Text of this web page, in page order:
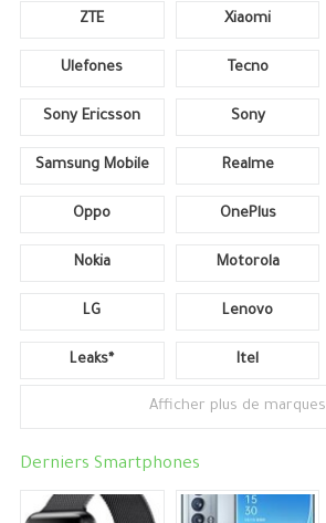
ZTE Xiaomi
Ulefones Tecno
Sony Ericsson Sony
Samsung Mobile Realme
Oppo OnePlus
Nokia Motorola
LG Lenovo
Leaks* Itel
Afficher plus de marques
Derniers Smartphones